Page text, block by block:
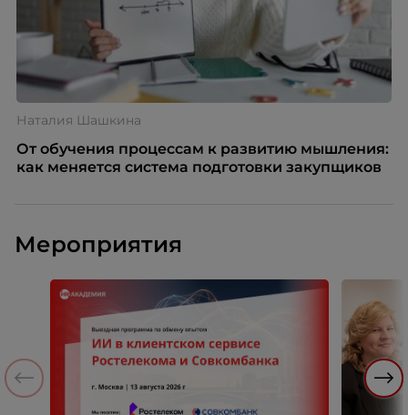
Наталия Шашкина
От обучения процессам к развитию мышления:
как меняется система подготовки закупщиков
Мероприятия